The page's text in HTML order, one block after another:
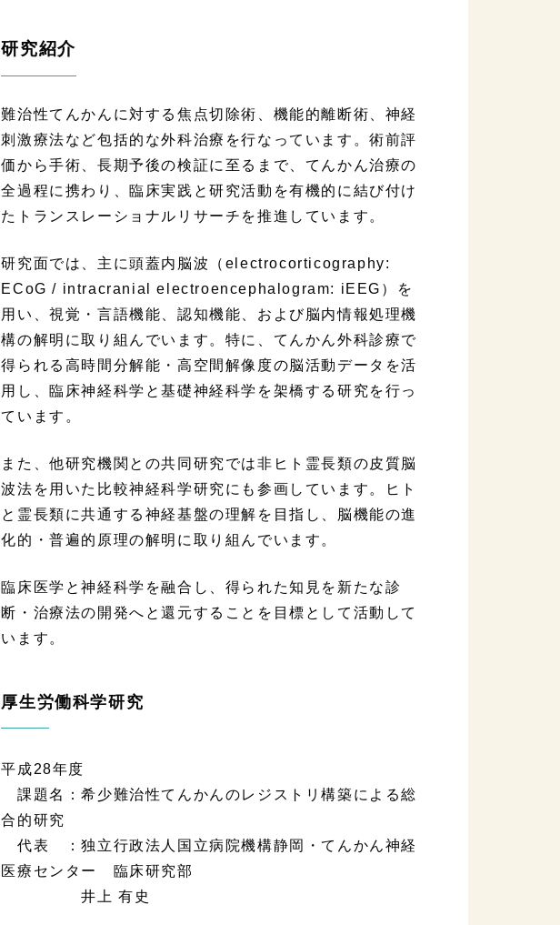
研究紹介
難治性てんかんに対する焦点切除術、機能的離断術、神経
刺激療法など包括的な外科治療を行なっています。術前評
価から手術、長期予後の検証に至るまで、てんかん治療の
全過程に携わり、臨床実践と研究活動を有機的に結び付け
たトランスレーショナルリサーチを推進しています。
研究面では、主に頭蓋内脳波（electrocorticography:
ECoG / intracranial electroencephalogram: iEEG）を
用い、視覚・言語機能、認知機能、および脳内情報処理機
構の解明に取り組んでいます。特に、てんかん外科診療で
得られる高時間分解能・高空間解像度の脳活動データを活
用し、臨床神経科学と基礎神経科学を架橋する研究を行っ
ています。
また、他研究機関との共同研究では非ヒト霊長類の皮質脳
波法を用いた比較神経科学研究にも参画しています。ヒト
と霊長類に共通する神経基盤の理解を目指し、脳機能の進
化的・普遍的原理の解明に取り組んでいます。
臨床医学と神経科学を融合し、得られた知見を新たな診
断・治療法の開発へと還元することを目標として活動して
います。
厚生労働科学研究
平成28年度
課題名：希少難治性てんかんのレジストリ構築による総
合的研究
代表 ：独立行政法人国立病院機構静岡・てんかん神経
医療センター 臨床研究部
井上 有史